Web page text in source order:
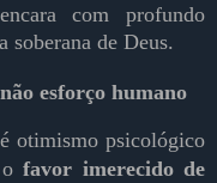
com profundo
soberana de Deus.
esforço humano
otimismo psicológico
favor imerecido de